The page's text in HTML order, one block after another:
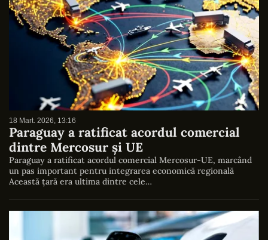
18 Mart. 2026, 13:16
Paraguay a ratificat acordul comercial
dintre Mercosur și UE
Paraguay a ratificat acordul comercial Mercosur-UE, marcând
un pas important pentru integrarea economică regională
Această țară era ultima dintre cele…